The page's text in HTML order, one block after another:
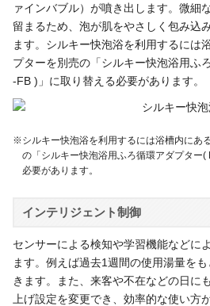
ァインバブル）が噴き出します。微細
留まるため、泡が肌をやさしく包み込
ます。シルキー快泡浴を利用するには
プターを別売の「シルキー快泡浴用ふ
-FB )」に取り替える必要があります。
※シルキー快泡浴を利用するには浴槽内にあ
の「シルキー快泡浴用ふろ循環アダプター(
必要があります。
インテリジェント制御
センサーによる検知や学習機能などに
ます。例えば過去1週間の使用湯量を
きます。また、来客や不在などの日に
上げ設定を変更でき、効率的な使い方